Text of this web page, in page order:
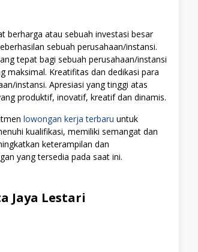
berharga atau sebuah investasi besar
sebuah perusahaan/instansi.
tepat bagi sebuah perusahaan/instansi
maksimal. Kreatifitas dan dedikasi para
instansi. Apresiasi yang tinggi atas
produktif, inovatif, kreatif dan dinamis.
lowongan kerja terbaru untuk
kualifikasi, memiliki semangat dan
keterampilan dan
yang tersedia pada saat ini.
Jaya Lestari